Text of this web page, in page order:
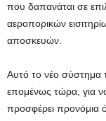
που δαπανάται σε
αεροπορικών
αποσκευών.
Αυτό το νέο σύστημα
επομένως τώρα, για
προσφέρει προνόμια